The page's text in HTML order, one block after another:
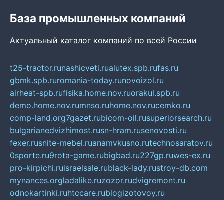
База промышленных компаний
Актуальный каталог компаний по всей России
t25-tractor.runashicveti.rualutex.spb.rufas.ru
gbmk.spb.ruromania-today.runovoizol.ru
airheat-spb.rufisika.home.nov.ruorakul.spb.ru
demo.home.nov.rumnso.ruhome.nov.rucemko.ru
comp-land.org7gazet.rubicom-oil.rusuperiorsearch.ru
bulgarianedvizhimost.rusn-hram.rusenovosti.ru
fexer.rusnite-mebel.ruanamvkusno.rutechnosaratov.ru
0sporte.ru9rota-game.rubigbad.ru227gp.ruwes-ex.ru
pro-kirpichi.ruisraelsale.rublack-lady.rustroy-db.com
mynances.orgladalike.ruzozor.rudvigremont.ru
odnokartinki.ruhtccare.rublogizotovoy.ru